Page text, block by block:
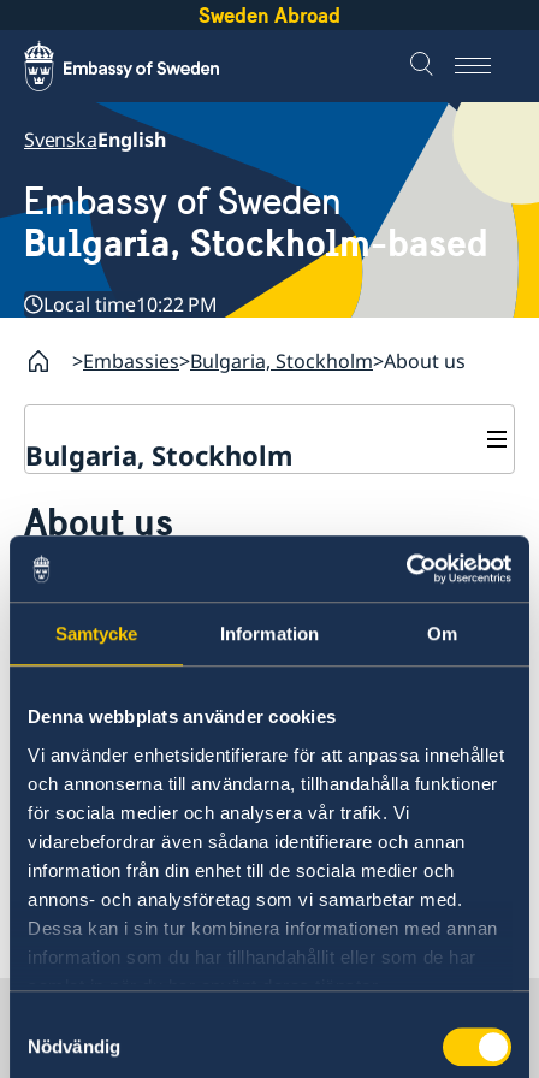
Samtycke Information Om
Denna webbplats använder cookies
Vi använder enhetsidentifierare för att anpassa innehållet
och annonserna till användarna, tillhandahålla funktioner
för sociala medier och analysera vår trafik. Vi
vidarebefordrar även sådana identifierare och annan
information från din enhet till de sociala medier och
annons- och analysföretag som vi samarbetar med.
Dessa kan i sin tur kombinera informationen med annan
information som du har tillhandahållit eller som de har
samlat in när du har använt deras tjänster.
Nödvändig
Sweden Abroad
SvenskaEnglish
Embassy of Sweden
Bulgaria, Stockholm-based
Local time10:22 PM
Embassies Bulgaria, Stockholm About us
Bulgaria, Stockholm
Contact
About us
Data Protection Policy
About us
Sweden’s Ambassador to Bulgaria is H.E. Mr
visits Bulgaria regularly.
The Office to Support Small Missions Abroad
(UD KSU) at the Ministry for Foreign Affairs in
Stockholm helps in preparing matters and
processing specific issues. There is a honorary
consulate in Sofia; see the contact information
further down the page.
Last updated 17 Sep 2020, 1.14 PM